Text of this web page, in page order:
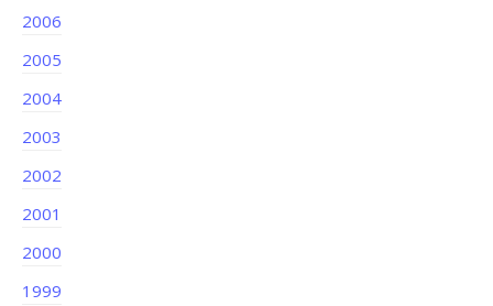
2006
2005
2004
2003
2002
2001
2000
1999